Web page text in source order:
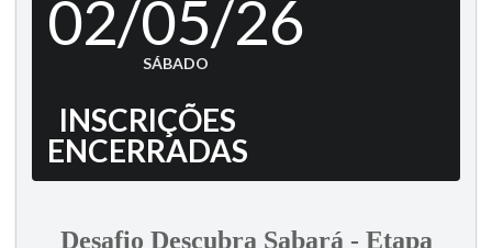
02/05/26
SÁBADO
INSCRIÇÕES
ENCERRADAS
Desafio Descubra Sabará - Etapa